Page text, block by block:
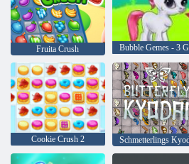
Fruita Crush
Cookie Crush 2